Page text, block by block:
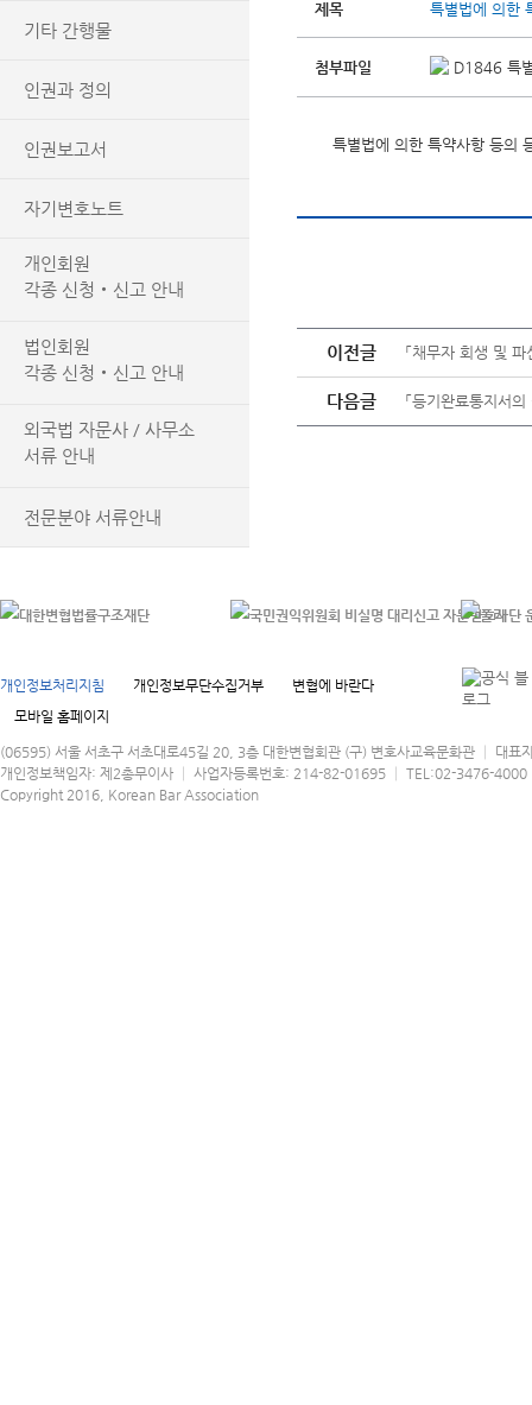
기타 간행물
인권과 정의
인권보고서
자기변호노트
개인회원
각종 신청‧신고 안내
법인회원
각종 신청‧신고 안내
외국법 자문사 / 사무소
서류 안내
전문분야 서류안내
제목 특별법에 의한
첨부파일 D1846 특
특별법에 의한 특약사항 등의
이전글 「채무자 회생 및
다음글 「등기완료통지서
개인정보처리지침 개인정보무단수집거부
변협에 바란다
모바일 홈페이지
(06595) 서울 서초구 서초대로45길 20, 3층 대한변협회관 (구) 변호사교육문화관 │ 대표
개인정보책임자: 제2총무이사 │ 사업자등록번호: 214-82-01695 │ TEL:02-3476-
Copyright 2016, Korean Bar Association